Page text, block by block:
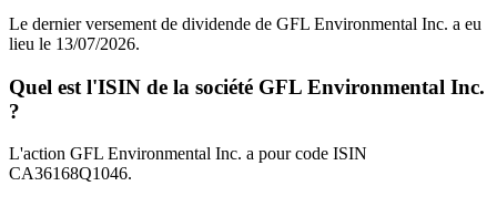
Le dernier versement de dividende de GFL Environmental Inc. a eu
lieu le 13/07/2026.
Quel est l'ISIN de la société GFL Environmental Inc.
?
L'action GFL Environmental Inc. a pour code ISIN
CA36168Q1046.